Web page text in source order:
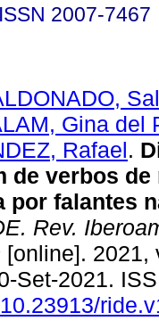
ISSN 2007-7467
Gina del
Rafael.
de verbos
por falantes
Rev.
[online]. 2021,
Set-2021.